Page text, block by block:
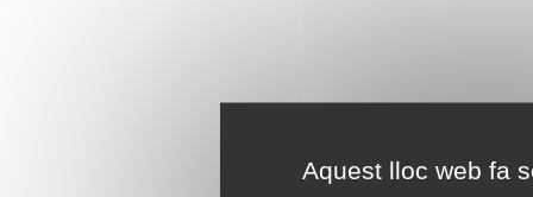
Aquest lloc web fa